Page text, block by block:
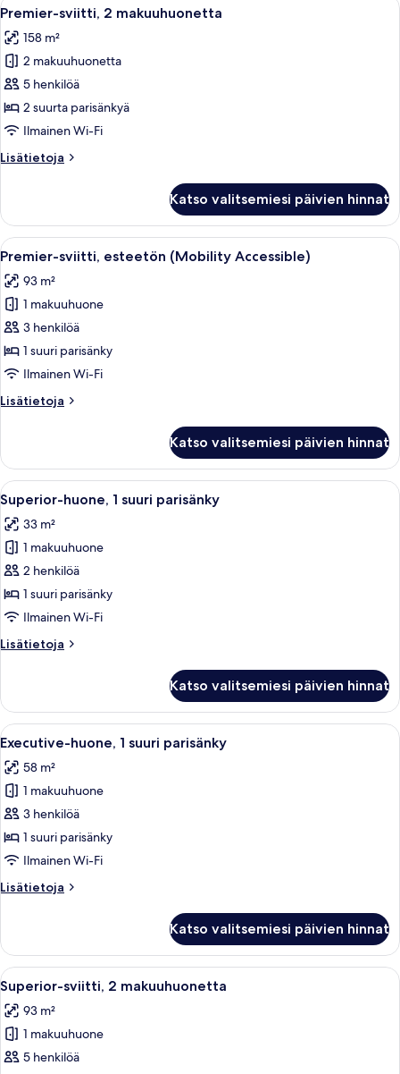
kaikki
huonetyypin
Premier-
sviitti,
2
makuuhuonetta
5
Premier-sviitti, 2 makuuhuonetta
158 m²
2 makuuhuonetta
5 henkilöä
2 suurta parisänkyä
Ilmainen Wi-Fi
Lisätietoja
Lisätietoja
2
makuuhuonetta
Katso valitsemiesi päivien hinnat
Avaa
kaikki
huonetyypin
Premier-
sviitti,
esteetön
(Mobility
kuvat
Olohuone, jonka seinällä on
4
Premier-sviitti, esteetön (Mobility Accessible)
93 m²
1 makuuhuone
3 henkilöä
1 suuri parisänky
Ilmainen Wi-Fi
Lisätietoja
Lisätietoja
esteetön
(Mobility
Accessible)
Katso valitsemiesi päivien hinnat
Avaa
kaikki
huonetyypin
Superior-
huone,
1
suuri
kuvat
Hotellihuone, jossa on suuri sänky,
5
Superior-huone, 1 suuri parisänky
33 m²
1 makuuhuone
2 henkilöä
1 suuri parisänky
Ilmainen Wi-Fi
Lisätietoja
Lisätietoja
1
suuri
parisänky
Katso valitsemiesi päivien hinnat
Avaa
kaikki
huonetyypin
Executive-
huone,
1
suuri
kuvat
Olohuoneessa on vihreä sohva,
5
Executive-huone, 1 suuri parisänky
58 m²
1 makuuhuone
3 henkilöä
1 suuri parisänky
Ilmainen Wi-Fi
Lisätietoja
Lisätietoja
1
suuri
parisänky
Katso valitsemiesi päivien hinnat
Avaa
kaikki
huonetyypin
Superior-
sviitti,
Olohuoneessa on vihreä sohva,
4
Superior-sviitti, 2 makuuhuonetta
93 m²
1 makuuhuone
5 henkilöä